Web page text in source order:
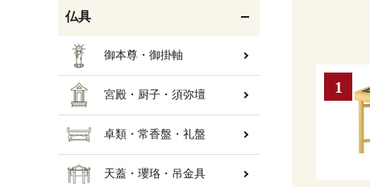
仏具
御本尊・御掛軸
宮殿・厨子・須弥壇
卓類・常香盤・礼盤
天蓋・瓔珞・吊金具